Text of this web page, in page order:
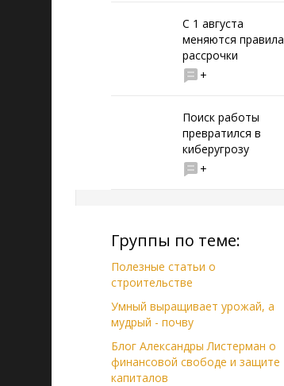
С 1 августа
меняются правила
рассрочки
+
Поиск работы
превратился в
киберугрозу
+
Группы по теме:
Полезные статьи о
строительстве
Умный выращивает урожай, а
мудрый - почву
Блог Александры Листерман о
финансовой свободе и защите
капиталов